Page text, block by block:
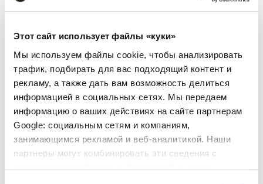
Этот сайт использует файлы «куки»
Мы используем файлы cookie, чтобы анализировать
трафик, подбирать для вас подходящий контент и
рекламу, а также дать вам возможность делиться
информацией в социальных сетях. Мы передаем
информацию о ваших действиях на сайте партнерам
Google: социальным сетям и компаниям,
занимающимся рекламой и веб-аналитикой. Наши
партнеры могут комбинировать эти сведения с